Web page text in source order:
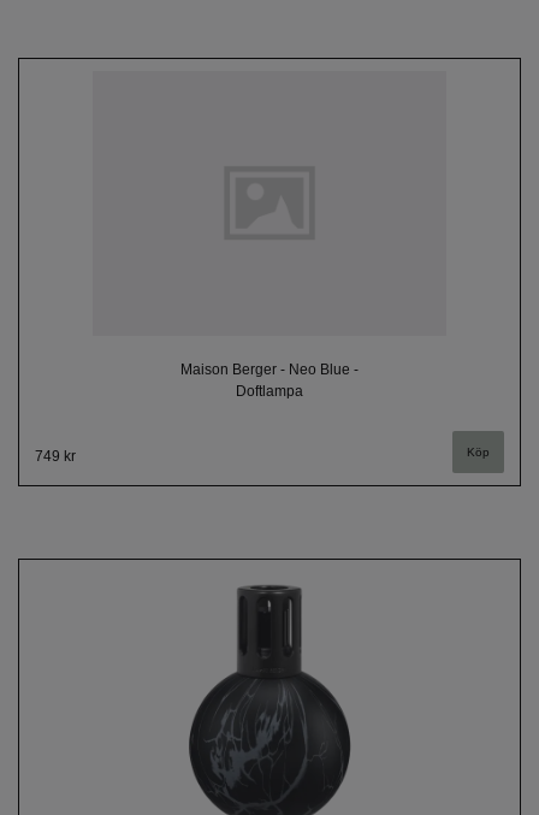
Maison Berger - Neo Blue -
Doftlampa
749 kr